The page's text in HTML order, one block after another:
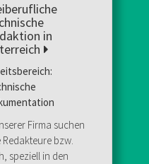
in
Firma suchen
bzw.
speziell in den